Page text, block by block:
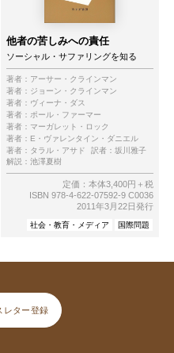
他者の苦しみへの責任
ソーシャル・サファリングを知る
著者： アーサー・クラインマン
著者： ジョーン・クラインマン
著者： ヴィーナ・ダス
著者： ポール・ファーマー
著者： マーガレット・ロック
著者： E・ヴァレンタイン・ダニエル
著者： タラル・アサド 訳者： 坂川雅子
解説： 池澤夏樹
定価：本体3,400円＋税
ISBN 978-4-622-07592-9 C0036
2011年3月22日発行
社会・教育・メディア 国際問題
レター登録